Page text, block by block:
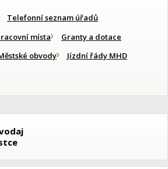
Telefonní seznam úřadů
místa
Granty a dotace
obvody Jízdní řády MHD